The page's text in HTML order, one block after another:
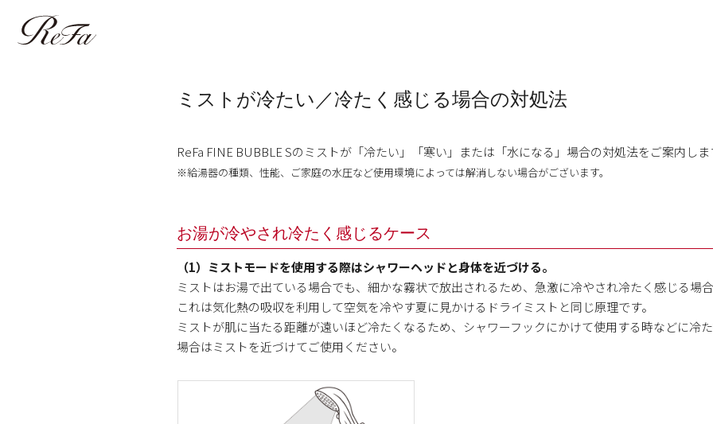
ミストが冷たい／冷たく感じる場合の対処法
ReFa FINE BUBBLE Sのミストが「冷たい」「寒い」または「水になる」場合の対処法をご案内しま
※給湯器の種類、性能、ご家庭の水圧など使用環境によっては解消しない場合がございます。
お湯が冷やされ冷たく感じるケース
（1）ミストモードを使用する際はシャワーヘッドと身体を近づける。
ミストはお湯で出ている場合でも、細かな霧状で放出されるため、急激に冷やされ冷たく感じる場合
これは気化熱の吸収を利用して空気を冷やす夏に見かけるドライミストと同じ原理です。
ミストが肌に当たる距離が遠いほど冷たくなるため、シャワーフックにかけて使用する時などに冷
場合はミストを近づけてご使用ください。